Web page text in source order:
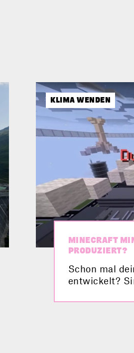
KLIMA WENDEN
MINECRAFT
PRODUZIERT?
Schon mal
entwickelt?
ein Minecraft